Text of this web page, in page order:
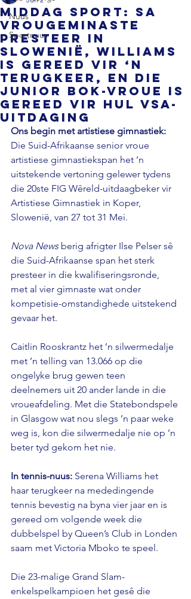
Nuus
Sportnuus
MIDDAG SPORT: SA
vrougeminaste
presteer in
Slowenië, Williams
is gereed vir ‘n
terugkeer, en die
Junior Bok-vroue is
gereed vir hul VSA-
uitdaging
Ons begin met artistiese gimnastiek:
Die Suid-Afrikaanse senior vroue
artistiese gimnastiekspan het ’n
uitstekende vertoning gelewer tydens
die 20ste FIG Wêreld-uitdaagbeker vir
Artistiese Gimnastiek in Koper,
Slowenië, van 27 tot 31 Mei.
Nova News berig afrigter Ilse Pelser sê
die Suid-Afrikaanse span het sterk
presteer in die kwalifiseringsronde,
met al vier gimnaste wat onder
kompetisie-omstandighede uitstekend
gevaar het.
Caitlin Rooskrantz het ’n silwermedalje
met ’n telling van 13.066 op die
ongelyke brug gewen teen
deelnemers uit 20 ander lande in die
vroueafdeling. Met die Statebondspele
in Glasgow wat nou slegs ’n paar weke
weg is, kon die silwermedalje nie op ’n
beter tyd gekom het nie.
In tennis-nuus: Serena Williams het
haar terugkeer na mededingende
tennis bevestig na byna vier jaar en is
gereed om volgende week die
dubbelspel by Queen’s Club in Londen
saam met Victoria Mboko te speel.
Die 23-malige Grand Slam-
enkelspelkampioen het gesê die